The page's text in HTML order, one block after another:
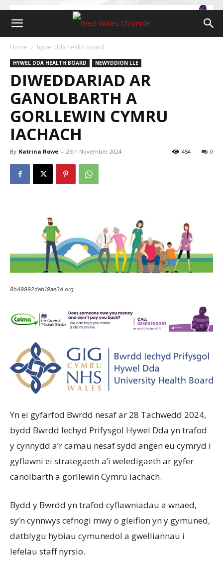
Home hywel dda health board
HYWEL DDA HEALTH BOARD NEWYDDION LLE
DIWEDDARIAD AR
GANOLBARTH A
GORLLEWIN CYMRU
IACHACH
By Katrina Rowe - 26th November 2024 0
454
8b49992deb19ae3d org
Yn ei gyfarfod Bwrdd nesaf ar 28 Tachwedd 2024,
bydd Bwrdd Iechyd Prifysgol Hywel Dda yn trafod
y cynnydd a’r camau nesaf sydd angen eu cymryd i
gyflawni ei strategaeth a’i weledigaeth ar gyfer
canolbarth a gorllewin Cymru iachach.
Bydd y Bwrdd yn trafod cyflawniadau a wnaed,
sy’n cynnwys cefnogi mwy o gleifion yn y gymuned,
datblygu hybiau cymunedol a gwelliannau i
lefelau staff nyrsio.